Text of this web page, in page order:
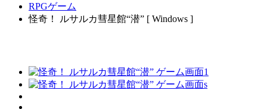
RPGゲーム
怪奇！ ルサルカ彗星館“潜” [ Windows ]